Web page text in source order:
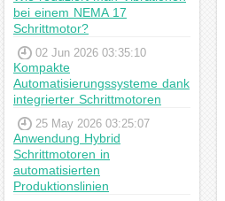
bei einem NEMA 17
Schrittmotor?
02 Jun 2026 03:35:10
Kompakte
Automatisierungssysteme dank
integrierter Schrittmotoren
25 May 2026 03:25:07
Anwendung Hybrid
Schrittmotoren in
automatisierten
Produktionslinien